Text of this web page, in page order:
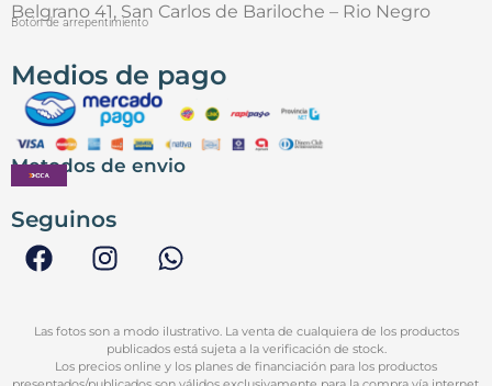
Belgrano 41, San Carlos de Bariloche – Rio Negro
Botón de arrepentimiento
Medios de pago
Metodos de envio
Seguinos
Las fotos son a modo ilustrativo. La venta de cualquiera de los productos
publicados está sujeta a la verificación de stock.
Los precios online y los planes de financiación para los productos